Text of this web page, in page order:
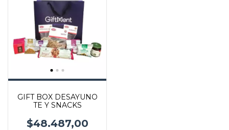
GIFT BOX DESAYUNO
TE Y SNACKS
$48.487,00